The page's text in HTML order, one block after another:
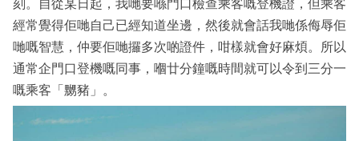
刻。自從某日起，我哋要喺門口檢查乘客嘅登機證，但乘客
經常覺得佢哋自己已經知道坐邊，然後就會話我哋係侮辱佢
哋嘅智慧，仲要佢哋攞多次啲證件，咁樣就會好麻煩。所以
通常企門口登機嘅同事，嗰廿分鐘嘅時間就可以令到三分一
嘅乘客「嬲豬」。